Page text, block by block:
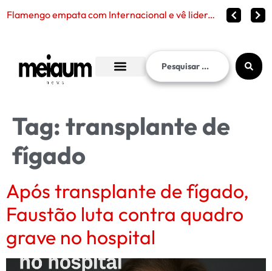
Flamengo empata com Internacional e vê liderança continuar distante no Brasileirão 2026
Tag: transplante de
fígado
Após transplante de fígado,
Faustão luta contra quadro
grave no hospital